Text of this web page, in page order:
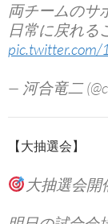
両チームのサ
日常に戻れる
pic.twitter.com/
— 河合竜二
【大抽選会】
大抽選会開